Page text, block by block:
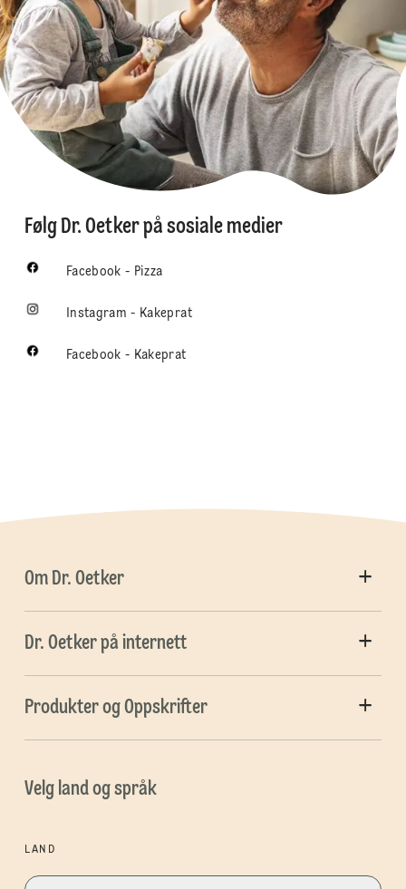
Følg Dr. Oetker på sosiale medier
Facebook - Pizza
Instagram - Kakeprat
Facebook - Kakeprat
Om Dr. Oetker
Dr. Oetker på internett
Produkter og Oppskrifter
Velg land og språk
LAND